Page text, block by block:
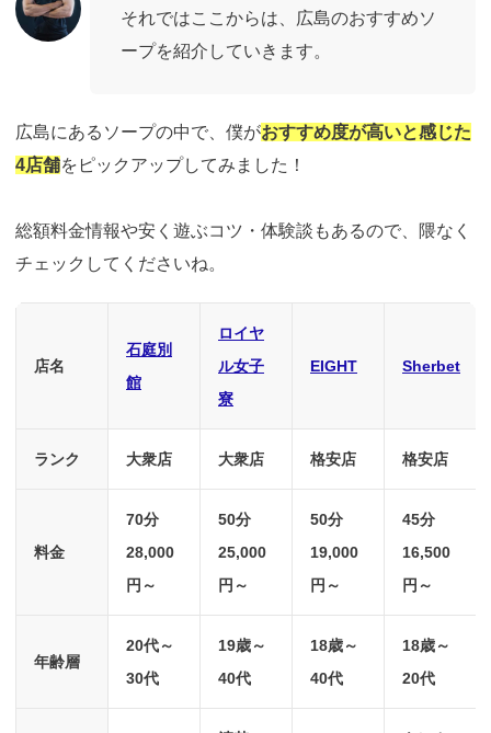
それではここからは、広島のおすすめソ
ープを紹介していきます。
広島にあるソープの中で、僕がおすすめ度が高いと感じた
4店舗をピックアップしてみました！
総額料金情報や安く遊ぶコツ・体験談もあるので、隈なく
チェックしてくださいね。
店名
石庭別
館
ロイヤ
ル女子
寮
EIGHT Sherbet
ランク 大衆店 大衆店 格安店 格安店
料金
70分
28,000
円～
50分
25,000
円～
50分
19,000
円～
45分
16,500
円～
年齢層
20代～
30代
19歳～
40代
18歳～
40代
18歳～
20代